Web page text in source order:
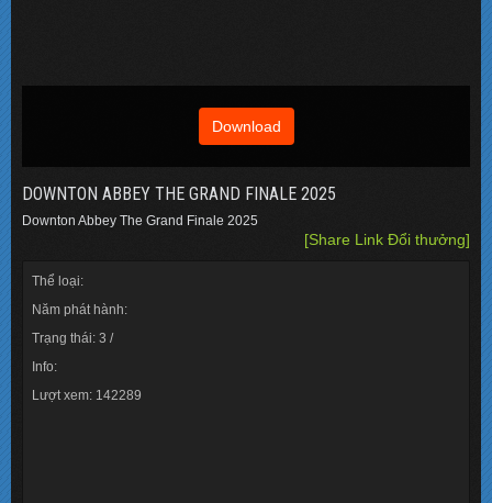
Download
DOWNTON ABBEY THE GRAND FINALE 2025
Downton Abbey The Grand Finale 2025
[Share Link Đổi thưởng]
Thể loại:
Năm phát hành:
Trạng thái: 3 /
Info:
Lượt xem: 142289